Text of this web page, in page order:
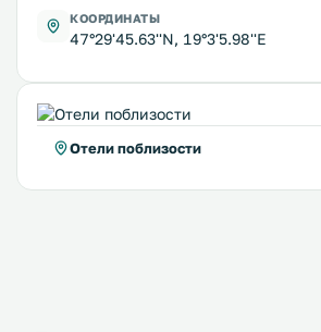
КООРДИНАТЫ
47°29'45.63''N, 19°3'5.98''E
Отели поблизости